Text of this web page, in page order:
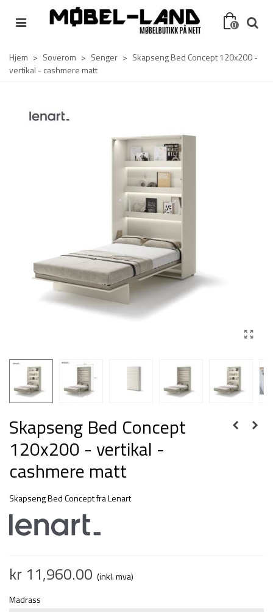
0
Hjem > Soverom > Senger > Skapseng Bed Concept 120x200 -
vertikal - cashmere matt
Skapseng Bed Concept
120x200 - vertikal -
cashmere matt
Skapseng Bed Concept fra Lenart
kr 11,960.00 (inkl. mva)
Madrass